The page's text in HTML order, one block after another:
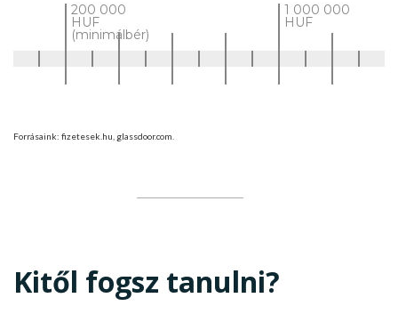
200 000
HUF
(minimálbér)
1 000 000
HUF
Forrásaink: fizetesek.hu, glassdoor.com.
Kitől fogsz tanulni?